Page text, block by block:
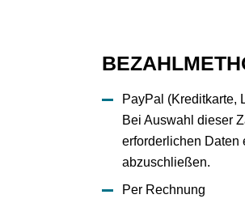
PayPal (Kreditkarte,
Bei Auswahl dieser
erforderlichen Daten
abzuschließen.
Per Rechnung